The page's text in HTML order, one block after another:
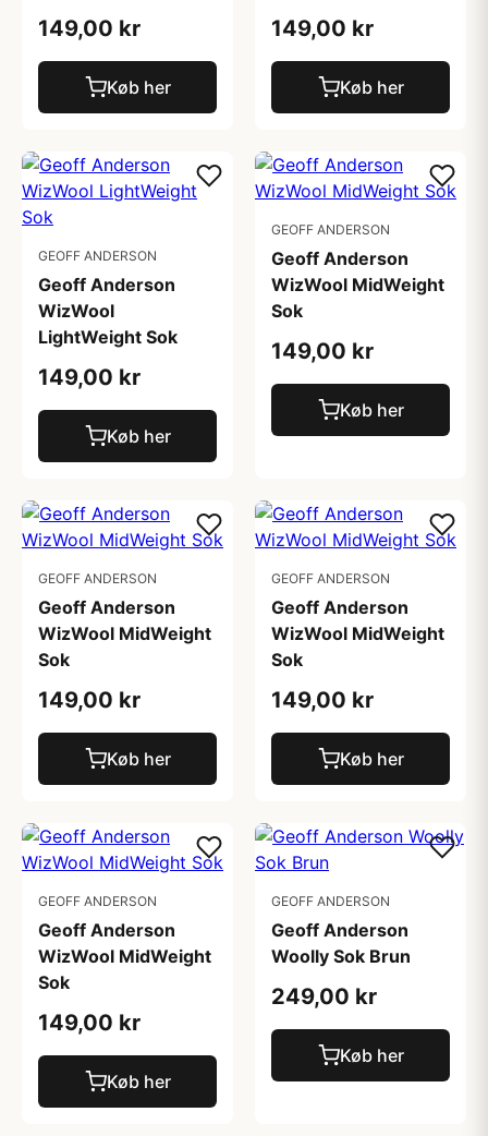
149,00 kr
Køb her
149,00 kr
Køb her
GEOFF ANDERSON
Geoff Anderson
WizWool
LightWeight Sok
149,00 kr
Køb her
GEOFF ANDERSON
Geoff Anderson
WizWool MidWeight
Sok
149,00 kr
Køb her
GEOFF ANDERSON
Geoff Anderson
WizWool MidWeight
Sok
149,00 kr
Køb her
GEOFF ANDERSON
Geoff Anderson
WizWool MidWeight
Sok
149,00 kr
Køb her
GEOFF ANDERSON
Geoff Anderson
WizWool MidWeight
Sok
149,00 kr
Køb her
GEOFF ANDERSON
Geoff Anderson
Woolly Sok Brun
249,00 kr
Køb her